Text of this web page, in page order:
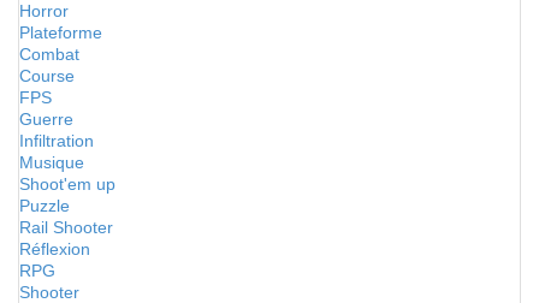
Horror
Plateforme
Combat
Course
FPS
Guerre
Infiltration
Musique
Shoot'em up
Puzzle
Rail Shooter
Réflexion
RPG
Shooter